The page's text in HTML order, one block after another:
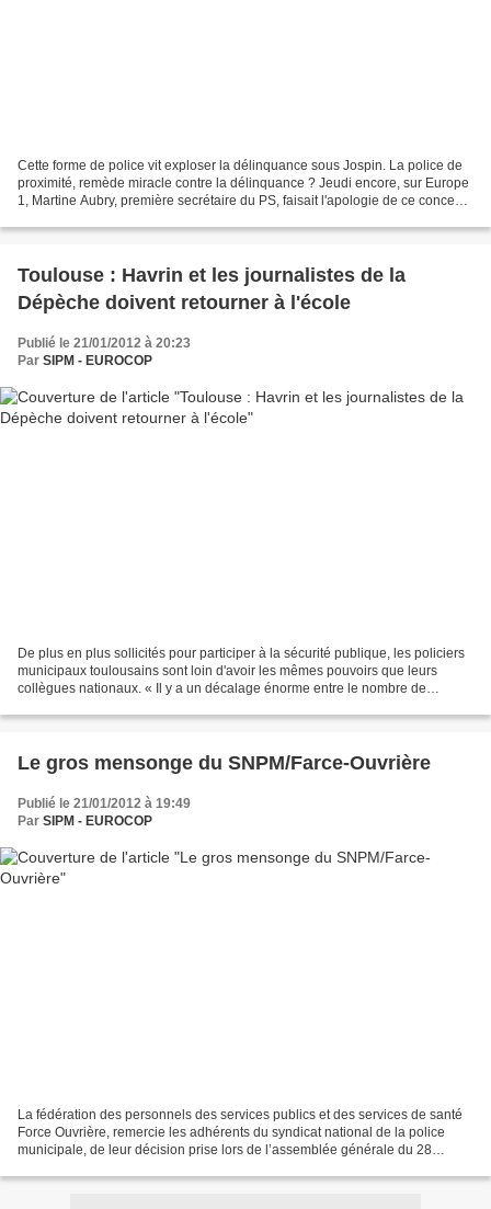
Cette forme de police vit exploser la délinquance sous Jospin. La police de
proximité, remède miracle contre la délinquance ? Jeudi encore, sur Europe
1, Martine Aubry, première secrétaire du PS, faisait l'apologie de ce concept
Toulouse : Havrin et les journalistes de la
Dépèche doivent retourner à l'école
Publié le 21/01/2012 à 20:23
Par SIPM - EUROCOP
De plus en plus sollicités pour participer à la sécurité publique, les policiers
municipaux toulousains sont loin d'avoir les mêmes pouvoirs que leurs
collègues nationaux. « Il y a un décalage énorme entre le nombre de
Le gros mensonge du SNPM/Farce-Ouvrière
Publié le 21/01/2012 à 19:49
Par SIPM - EUROCOP
La fédération des personnels des services publics et des services de santé
Force Ouvrière, remercie les adhérents du syndicat national de la police
municipale, de leur décision prise lors de l’assemblée générale du 28